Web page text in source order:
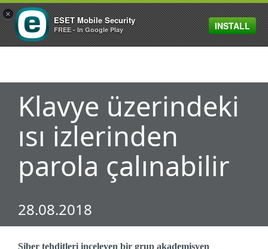
MENU
Klavye üzerindeki
ısı izlerinden
parola çalınabilir
28.08.2018
Siber tehditleri inceleyen bir grup akademisyen
×
ESET Mobile Security
FREE - In Google Play INSTALL